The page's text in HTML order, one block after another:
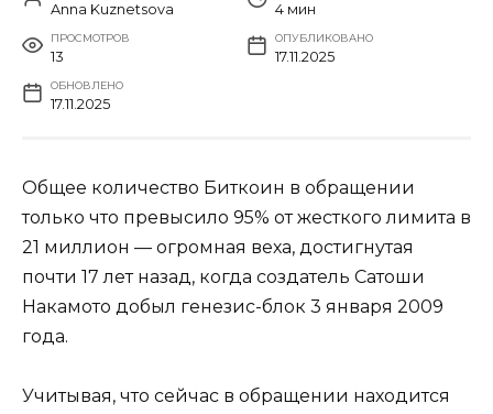
Anna Kuznetsova 4 мин
ПРОСМОТРОВ
13
ОПУБЛИКОВАНО
17.11.2025
ОБНОВЛЕНО
17.11.2025
Общее количество Биткоин в обращении
только что превысило 95% от жесткого лимита в
21 миллион — огромная веха, достигнутая
почти 17 лет назад, когда создатель Сатоши
Накамото добыл генезис-блок 3 января 2009
года.
Учитывая, что сейчас в обращении находится